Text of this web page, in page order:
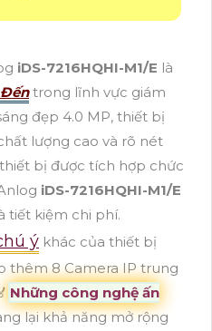
iDS-7216HQHI-M1/E là
trong lĩnh vực giám
đẹp 4.0 MP, thiết bị
lượng cao và rõ nét
bị được tích hợp chức
iDS-7216HQHI-M1/E
tiết kiệm chi phí.
ý khác của thiết bị
thêm 8 Camera IP trung
Những công nghệ ấn
lại khả năng mở rộng